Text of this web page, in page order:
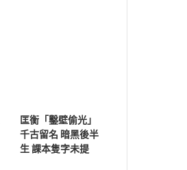
匡衡「鑿壁偷光」
千古留名 暗黑後半
生 課本隻字未提